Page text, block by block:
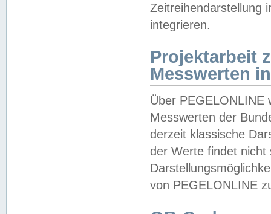
Zeitreihendarstellung
integrieren.
Projektarbeit
Messwerten
Über PEGELONLINE
Messwerten der
derzeit klassische
der Werte findet
von PEGELONLINE